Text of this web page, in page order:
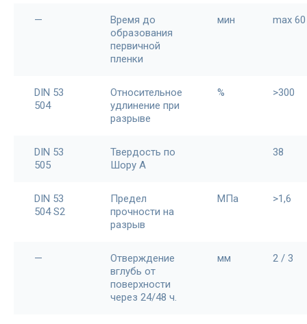
—
Время до
образования
первичной
пленки
мин max 60
DIN 53
504
Относительное
удлинение при
разрыве
% >300
DIN 53
505
Твердость по
Шору А
38
DIN 53
504 S2
Предел
прочности на
разрыв
МПа >1,6
—
Отверждение
вглубь от
поверхности
через 24/48 ч.
мм 2 / 3